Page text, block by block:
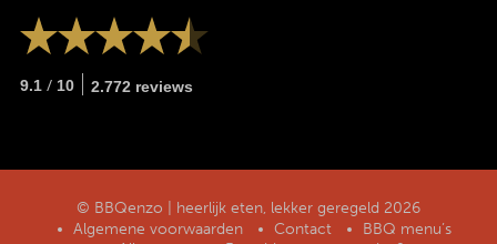
9.1 / 10 2.772 reviews
© BBQenzo | heerlijk eten, lekker geregeld 2026
Algemene voorwaarden
Contact
BBQ menu’s